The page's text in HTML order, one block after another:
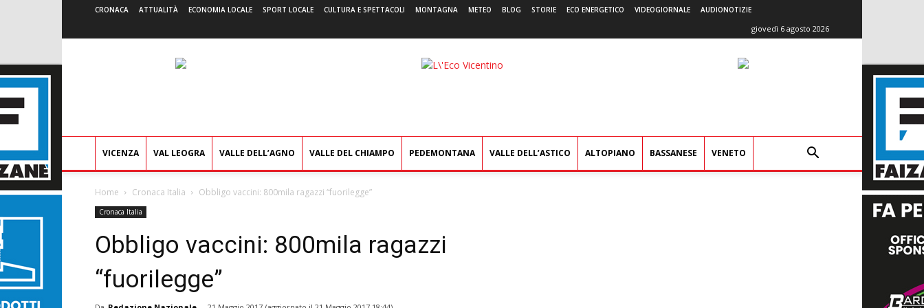
CRONACA ATTUALITÀ ECONOMIA LOCALE SPORT LOCALE CULTURA E SPETTACOLI MONTAGNA METEO BLOG STORIE ECO ENERGETICO VIDEOGIORNALE AUDIONOTIZIE
giovedì 6 agosto 2026
L'Eco
VICENZA VAL LEOGRA VALLE DELL’AGNO VALLE DEL CHIAMPO PEDEMONTANA VALLE DELL’ASTICO ALTOPIANO BASSANESE VENETO
Home Cronaca Italia Obbligo vaccini: 800mila ragazzi “fuorilegge”
Cronaca Italia
Obbligo vaccini: 800mila ragazzi
“fuorilegge”